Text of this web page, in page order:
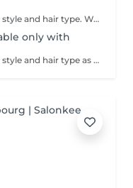
A professional haircut tailored to your style and hair type. We begin with a short consultation to discuss your expectations, followed by a gentle wash while you relax lying comfortably in our Maletti chair, a precise cut, and a smooth blow-dry. We use Dyson Pro tools that protect your hair from excessive heat and deliver a sleek, polished finish. LaBiosthétique care and styling products provide holistic care for hair and scalp, combining scientific research with carefully selected natural ingredients. All brushes are sanitised with Sibel equipment, which effectively removes hair, product buildup, and impurities while reducing bacteria on the brush surface to maintain high hygiene standards for every client. For a more defined final look, styling can be added as an add-on. Simple, Moderate, Complex This grading reflects your hair's individual characteristics, such as texture, density, and length and is assessed by your hairdresser at the start of your visit. Not sure which to choose? We recommend booking Complex. The price will be adjusted after your consultation. Note: This is not related to the difficulty of haircuts or timing.
only with
A professional haircut tailored to your style and hair type as an add-on to colouring or treatments. We begin with a short consultation to discuss your expectations, followed by a gentle wash while you relax lying comfortably in our Maletti chair, a precise cut, and a smooth blow-dry. We use Dyson Pro tools that protect your hair from excessive heat and deliver a sleek, polished finish. LaBiosthétique care and styling products provide holistic care for hair and scalp, combining scientific research with carefully selected natural ingredients. All brushes are sanitised with Sibel equipment, which effectively removes hair, product buildup, and impurities while reducing bacteria on the brush surface to maintain high hygiene standards for every client. For a more defined final look, styling can be added as an add-on. Simple, Moderate, Complex This grading reflects your hair's individual characteristics, such as texture, density, and length and is assessed by your hairdresser at the start of your visit. Not sure which to choose? We recommend booking Complex. The price will be adjusted after your consultation. Note: This is not related to the difficulty of haircuts or timing.